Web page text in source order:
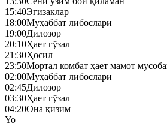
15:40Эгизаклар
18:00Муҳаббат либослари
19:00Дилозор
20:10Ҳает гўзал
21:30Ҳосил
23:50Мортал комбат ҳает мамот
02:00Муҳаббат либослари
02:45Дилозор
03:30Ҳает гўзал
04:20Она қизим
Yo